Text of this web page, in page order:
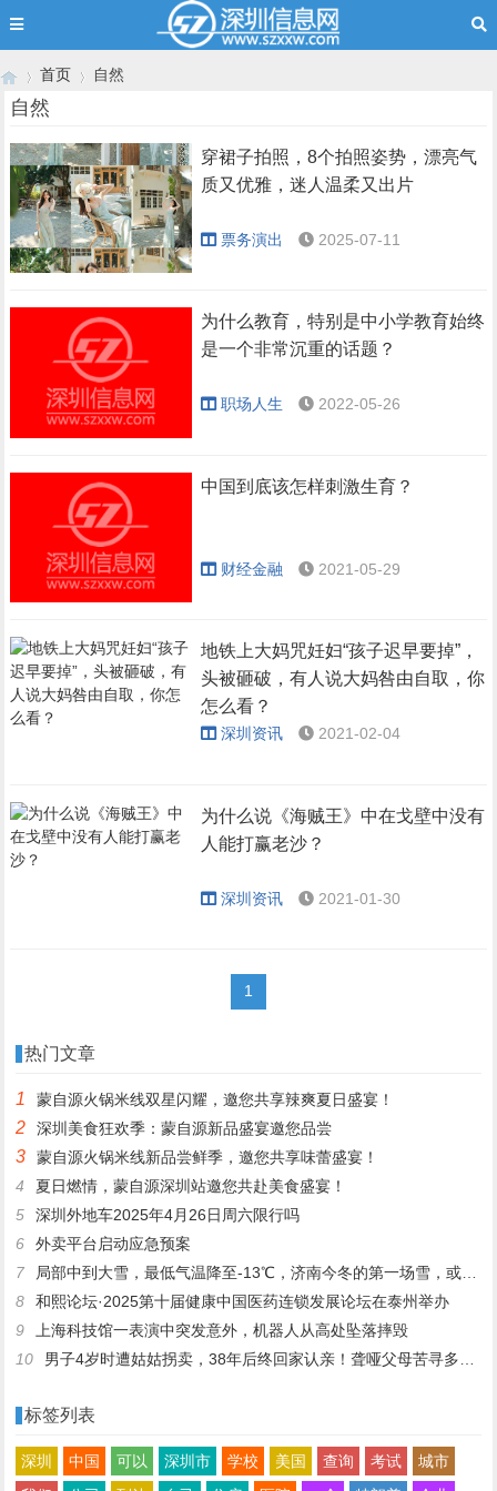
›
首页
›
自然
自然
穿裙子拍照，8个拍照姿势，漂亮气
质又优雅，迷人温柔又出片
票务演出 2025-07-11
为什么教育，特别是中小学教育始终
是一个非常沉重的话题？
职场人生 2022-05-26
中国到底该怎样刺激生育？
财经金融 2021-05-29
地铁上大妈咒妊妇“孩子迟早要掉”，
头被砸破，有人说大妈咎由自取，你
怎么看？
深圳资讯 2021-02-04
为什么说《海贼王》中在戈壁中没有
人能打赢老沙？
深圳资讯 2021-01-30
1
热门文章
1 蒙自源火锅米线双星闪耀，邀您共享辣爽夏日盛宴！
2 深圳美食狂欢季：蒙自源新品盛宴邀您品尝
3
蒙自源火锅米线新品尝鲜季，邀您共享味蕾盛宴！
4
夏日燃情，蒙自源深圳站邀您共赴美食盛宴！
5
深圳外地车2025年4月26日周六限行吗
6
外卖平台启动应急预案
7
局部中到大雪，最低气温降至-13℃，济南今冬的第一场雪，或跟去年同一时间！
8
和熙论坛·2025第十届健康中国医药连锁发展论坛在泰州举办
9
上海科技馆一表演中突发意外，机器人从高处坠落摔毁
10
男子4岁时遭姑姑拐卖，38年后终回家认亲！聋哑父母苦寻多年，母亲已抱憾离世丨红星寻人
标签列表
深圳 中国 可以 深圳市 学校 美国 查询 考试
城市